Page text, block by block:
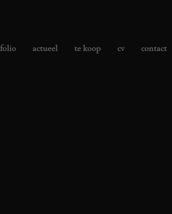
actueel te koop cv contact